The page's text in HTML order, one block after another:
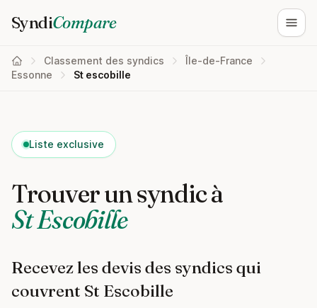
SyndiCompare
Classement des syndics
Île-de-France
Essonne
St escobille
Liste exclusive
Trouver un syndic à
St Escobille
Recevez les devis des syndics qui
couvrent St Escobille